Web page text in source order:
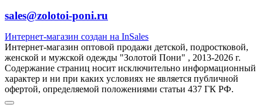
sales@zolotoi-poni.ru
Интернет-магазин создан на InSales
Интернет-магазин оптовой продажи детской, подростковой,
женской и мужской одежды "Золотой Пони" , 2013-2026 г.
Содержание страниц носит исключительно информационный
характер и ни при каких условиях не является публичной
офертой, определяемой положениями статьи 437 ГК РФ.